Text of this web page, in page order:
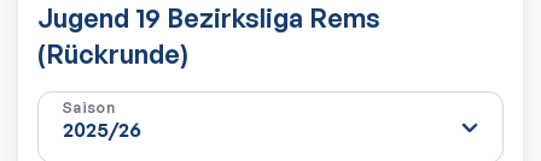
Jugend 19 Bezirksliga Rems
(Rückrunde)
Saison